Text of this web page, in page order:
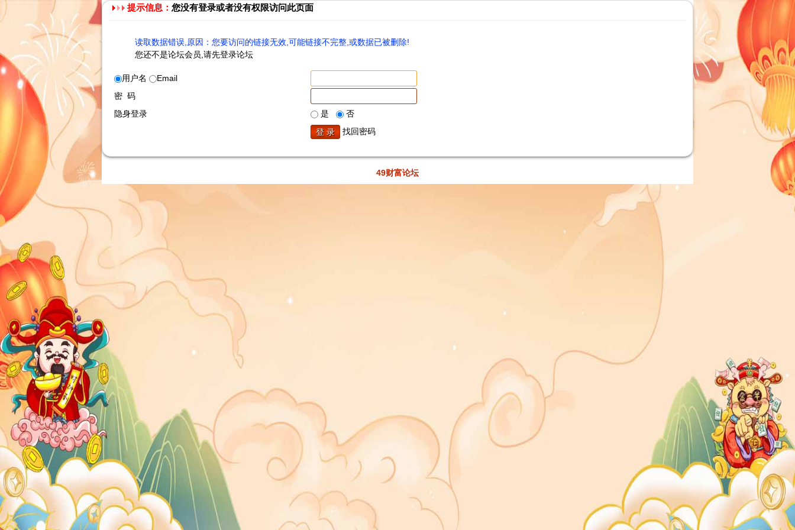
提示信息： 您没有登录或者没有权限访问此页面
读取数据错误,原因：您要访问的链接无效,可能链接不完整,或数据已被删除!
您还不是论坛会员,请先登录论坛
用户名
Email
密 码
隐身登录
是
否
找回密码
49财富论坛